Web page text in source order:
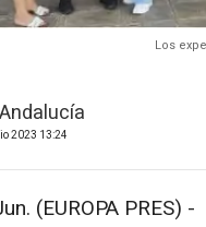
Los
2023 13:24
(EUROPA PRES) -